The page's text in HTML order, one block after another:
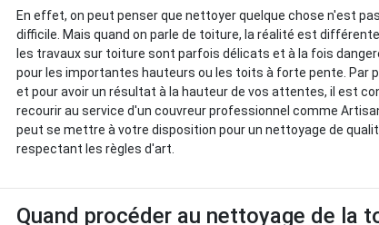
En effet, on peut penser que nettoyer quelque chose n'est
difficile. Mais quand on parle de toiture, la réalité est
les travaux sur toiture sont parfois délicats et à la fois
pour les importantes hauteurs ou les toits à forte pente. Par
et pour avoir un résultat à la hauteur de vos attentes, il est
recourir au service d'un couvreur professionnel comme Artisan
peut se mettre à votre disposition pour un nettoyage de
respectant les règles d'art.
Quand procéder au nettoyage de la